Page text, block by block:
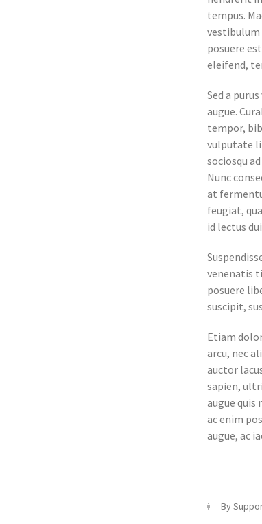
tempus.
vestibulum
posuere
eleifend,
Sed a
augue.
tempor,
vulputate
sociosqu
Nunc
at
feugiat,
id lectus
venenatis
posuere
suscipit,
Etiam
arcu, nec
auctor
sapien,
augue quis
ac enim
augue, ac
By